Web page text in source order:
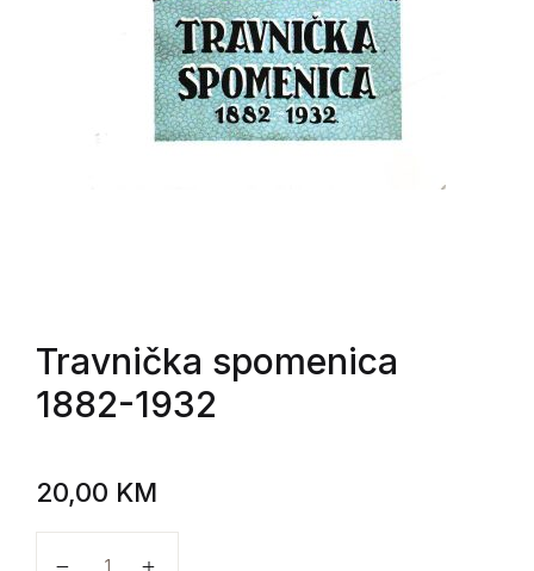
Travnička spomenica
1882-1932
20,00 KM